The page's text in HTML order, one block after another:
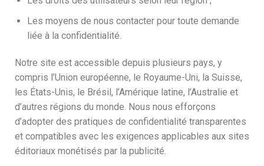
Les moyens de nous contacter pour toute demande
liée à la confidentialité.
Notre site est accessible depuis plusieurs pays, y
compris l’Union européenne, le Royaume-Uni, la Suisse,
les États-Unis, le Brésil, l’Amérique latine, l’Australie et
d’autres régions du monde. Nous nous efforçons
d’adopter des pratiques de confidentialité transparentes
et compatibles avec les exigences applicables aux sites
éditoriaux monétisés par la publicité.